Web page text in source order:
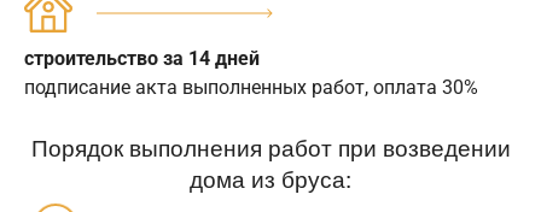
строительство за 14 дней
подписание акта выполненных работ, оплата 30%
Порядок выполнения работ при возведении
дома из бруса: